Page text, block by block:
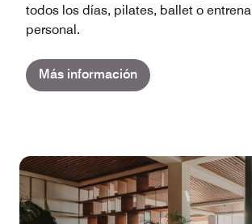
todos los días, pilates, ballet o
personal.
Más información